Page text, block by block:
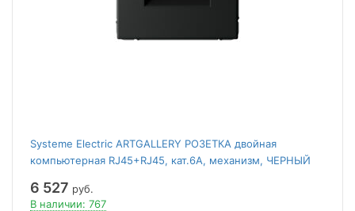
Systeme Electric ARTGALLERY РОЗЕТКА двойная
компьютерная RJ45+RJ45, кат.6А, механизм, ЧЕРНЫЙ
6 527 руб.
В наличии: 767